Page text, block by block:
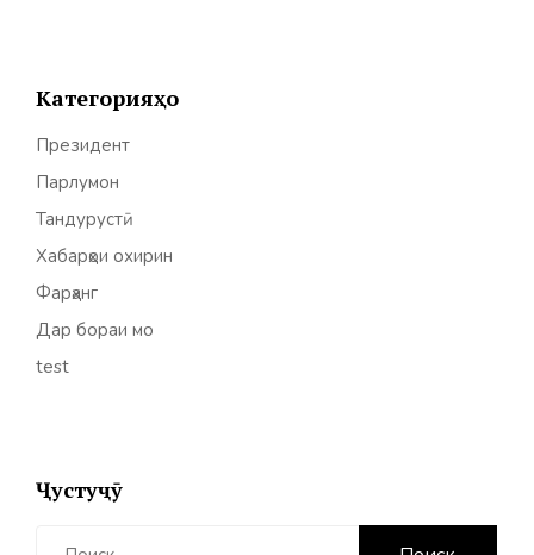
Категорияҳо
Президент
Парлумон
Тандурустӣ
Хабарҳои охирин
Фарҳанг
Дар бораи мо
test
Ҷустуҷӯ